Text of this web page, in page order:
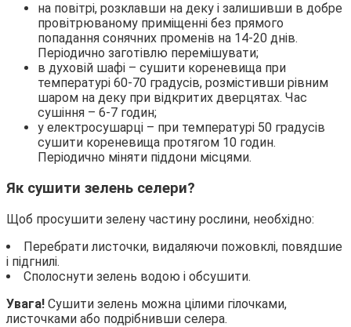
на повітрі, розклавши на деку і залишивши в добре
провітрюваному приміщенні без прямого
попадання сонячних променів на 14-20 днів.
Періодично заготівлю перемішувати;
в духовій шафі – сушити кореневища при
температурі 60-70 градусів, розмістивши рівним
шаром на деку при відкритих дверцятах. Час
сушіння – 6-7 годин;
у електросушарці – при температурі 50 градусів
сушити кореневища протягом 10 годин.
Періодично міняти піддони місцями.
Як сушити зелень селери?
Щоб просушити зелену частину рослини, необхідно:
Перебрати листочки, видаляючи пожовклі, повядшие
і підгнилі.
Сполоснути зелень водою і обсушити.
Увага! Сушити зелень можна цілими гілочками,
листочками або подрібнивши селера.